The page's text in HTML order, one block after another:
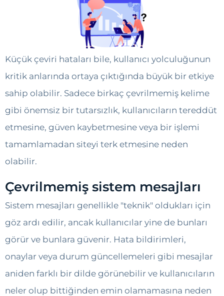
Küçük çeviri hataları bile, kullanıcı yolculuğunun
kritik anlarında ortaya çıktığında büyük bir etkiye
sahip olabilir. Sadece birkaç çevrilmemiş kelime
gibi önemsiz bir tutarsızlık, kullanıcıların tereddüt
etmesine, güven kaybetmesine veya bir işlemi
tamamlamadan siteyi terk etmesine neden
olabilir.
Çevrilmemiş sistem mesajları
Sistem mesajları genellikle "teknik" oldukları için
göz ardı edilir, ancak kullanıcılar yine de bunları
görür ve bunlara güvenir. Hata bildirimleri,
onaylar veya durum güncellemeleri gibi mesajlar
aniden farklı bir dilde görünebilir ve kullanıcıların
neler olup bittiğinden emin olamamasına neden